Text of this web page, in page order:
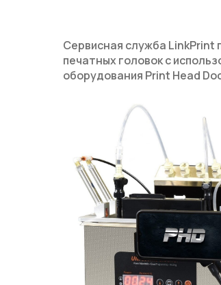
Сервисная служба LinkPrint
печатных головок с
оборудования Print Head